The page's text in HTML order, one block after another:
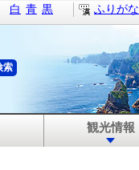
白 青 黒 ふりがな
観光情報